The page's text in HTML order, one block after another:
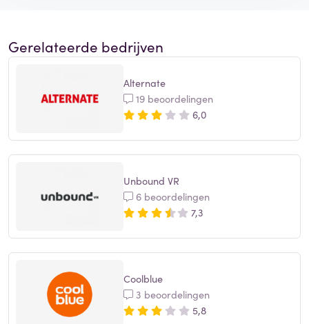
Gerelateerde bedrijven
Alternate
19 beoordelingen
6,0
Unbound VR
6 beoordelingen
7,3
Coolblue
3 beoordelingen
5,8